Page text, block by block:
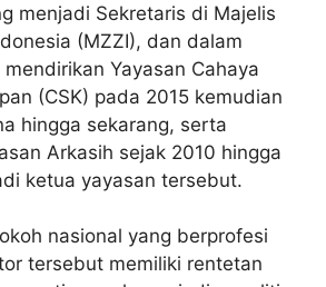
menjadi Sekretaris di Majelis
(MZZI), dan dalam
Yayasan Cahaya
(CSK) pada 2015 kemudian
hingga sekarang, serta
Arkasih sejak 2010 hingga
ketua yayasan tersebut.
nasional yang berprofesi
tersebut memiliki rentetan